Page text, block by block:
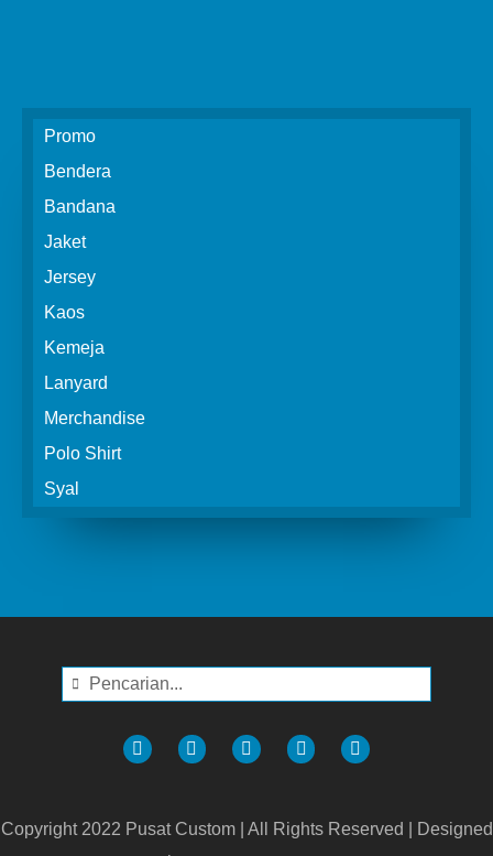
Promo
Bendera
Bandana
Jaket
Jersey
Kaos
Kemeja
Lanyard
Merchandise
Polo Shirt
Syal
Copyright 2022 Pusat Custom | All Rights Reserved | Designed